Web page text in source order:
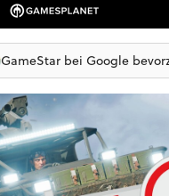
GameStar bei Google